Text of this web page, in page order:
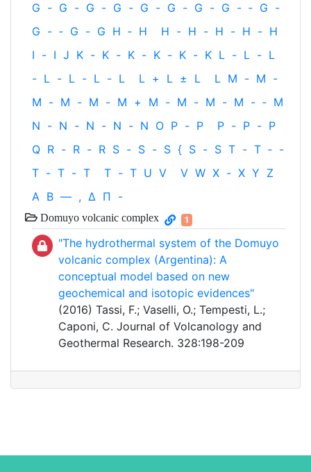
G - G - G - G - G - G - G - G - ‐ G -
G - ‐ G - G H ‐ H H - H - H - H - H
I - I J K - K - K - K - K - K L - L - L
- L - L - L - L L + L ± L L M - M -
M - M - M - M + M - M - M - M - ‐ M
N - N - N - N - N O P - P P - P - P
Q R - R - R S - S - S { S - S T - T ‐ -
T - T - T T - T U V V W X - X Y Z
Α Β — , Δ Π -
Domuyo volcanic complex 1
"The hydrothermal system of the Domuyo
volcanic complex (Argentina): A
conceptual model based on new
geochemical and isotopic evidences"
(2016) Tassi, F.; Vaselli, O.; Tempesti, L.;
Caponi, C. Journal of Volcanology and
Geothermal Research. 328:198-209